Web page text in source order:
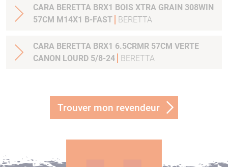
CARA BERETTA BRX1 BOIS XTRA GRAIN 308WIN
57CM M14X1 B-FAST
BERETTA
CARA BERETTA BRX1 6.5CRMR 57CM VERTE
CANON LOURD 5/8-24
BERETTA
Trouver mon revendeur